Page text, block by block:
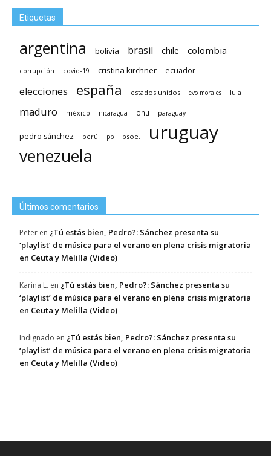
Etiquetas
argentina bolivia brasil chile colombia
corrupción covid-19 cristina kirchner ecuador
elecciones españa estados unidos evo morales lula
maduro méxico nicaragua onu paraguay
pedro sánchez perú pp psoe. uruguay
venezuela
Últimos comentarios
Peter en ¿Tú estás bien, Pedro?: Sánchez presenta su
‘playlist’ de música para el verano en plena crisis migratoria
en Ceuta y Melilla (Video)
Karina L. en ¿Tú estás bien, Pedro?: Sánchez presenta su
‘playlist’ de música para el verano en plena crisis migratoria
en Ceuta y Melilla (Video)
Indignado en ¿Tú estás bien, Pedro?: Sánchez presenta su
‘playlist’ de música para el verano en plena crisis migratoria
en Ceuta y Melilla (Video)